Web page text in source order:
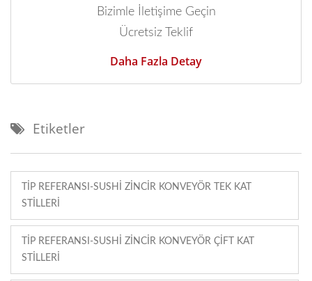
Bizimle İletişime Geçin
Ücretsiz Teklif
Daha Fazla Detay
Etiketler
TIP REFERANSI-SUSHI ZINCIR KONVEYÖR TEK KAT
STILLERI
TIP REFERANSI-SUSHI ZINCIR KONVEYÖR ÇIFT KAT
STILLERI